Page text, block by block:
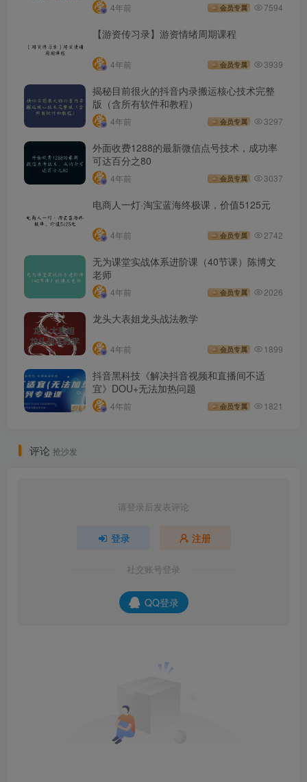
4年前 会员专属 7594
【游资传习录】游资情绪周期课程
4年前 会员专属 3939
揭秘目前很火的抖音内录搬运核心技术完整
版（含所有软件和教程）
4年前 会员专属 3297
外面收费1288的最新微信点号技术，成功率
可达百分之80
4年前 会员专属 3037
电商人一灯·淘宝蓝海终极课，价值5125元
4年前 会员专属 2742
无为课堂实战体系进阶课（40节课）陈博文
老师
4年前 会员专属 2026
龙头大表姐龙头战法教学
4年前 会员专属 1899
抖音黑科技《解决抖音视频和直播间不适
宜》DOU+无法加热问题
4年前 会员专属 1821
评论 抢沙发
请登录后发表评论
登录 注册
社交账号登录
QQ登录